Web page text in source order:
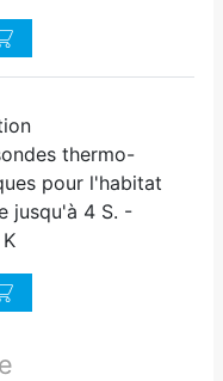
quantité
quantité
thermo-
pour l'habitat
jusqu'à 4 S. -
quantité
quantité